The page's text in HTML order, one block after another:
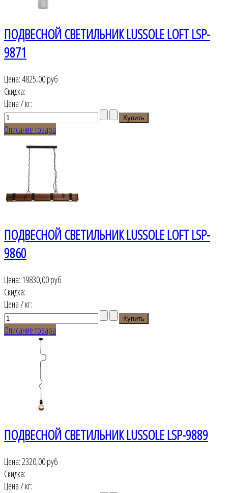
ПОДВЕСНОЙ СВЕТИЛЬНИК LUSSOLE LOFT LSP-
9871
Цена:4825,00 руб
Скидка:
Цена / кг:
Описание товара
ПОДВЕСНОЙ СВЕТИЛЬНИК LUSSOLE LOFT LSP-
9860
Цена: 19830,00 руб
Скидка:
Цена / кг:
Описание товара
ПОДВЕСНОЙ СВЕТИЛЬНИК LUSSOLE LSP-9889
Цена:2320,00 руб
Скидка:
Цена / кг: